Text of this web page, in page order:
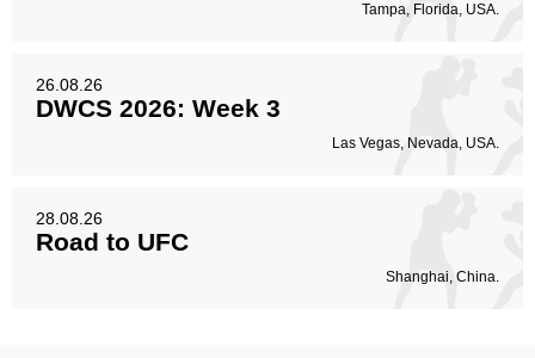
Tampa, Florida, USA.
26.08.26
DWCS 2026: Week 3
Las Vegas, Nevada, USA.
28.08.26
Road to UFC
Shanghai, China.